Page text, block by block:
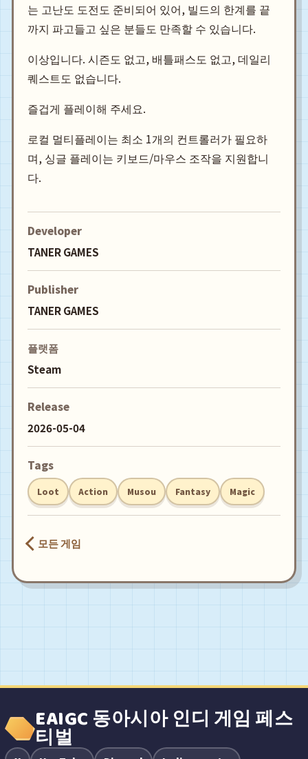
는 고난도 도전도 준비되어 있어, 빌드의 한계를 끝
까지 파고들고 싶은 분들도 만족할 수 있습니다.
이상입니다. 시즌도 없고, 배틀패스도 없고, 데일리
퀘스트도 없습니다.
즐겁게 플레이해 주세요.
로컬 멀티플레이는 최소 1개의 컨트롤러가 필요하
며, 싱글 플레이는 키보드/마우스 조작을 지원합니
다.
Developer
TANER GAMES
Publisher
TANER GAMES
플랫폼
Steam
Release
2026-05-04
Tags
Loot Action Musou Fantasy Magic
모든 게임
EAIGC 동아시아 인디 게임 페스
티벌